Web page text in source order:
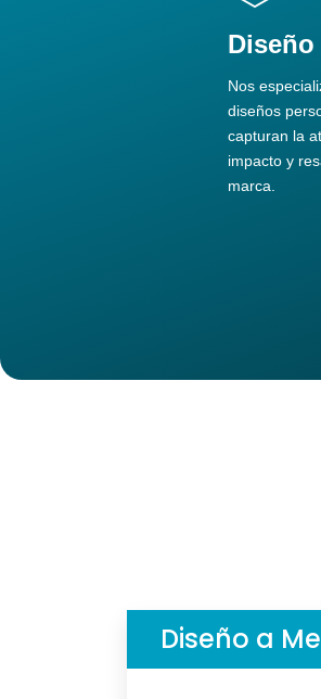
Nos
diseños
capturan la
impacto y
marca.
Diseño a